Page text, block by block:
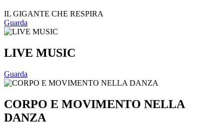
IL GIGANTE CHE RESPIRA
Guarda
LIVE MUSIC
Guarda
CORPO E MOVIMENTO NELLA
DANZA